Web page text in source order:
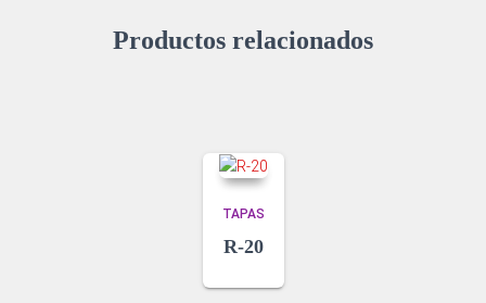
Productos relacionados
TAPAS
R-20